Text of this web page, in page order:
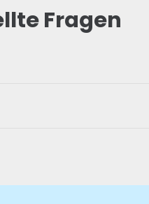
Fragen